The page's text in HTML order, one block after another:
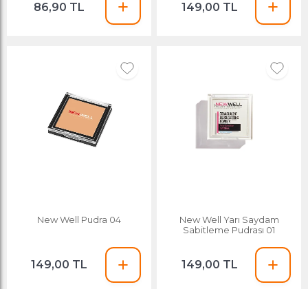
86,90 TL 149,00 TL
New Well Pudra 04
149,00 TL
New Well Yarı Saydam
Sabitleme Pudrası 01
149,00 TL